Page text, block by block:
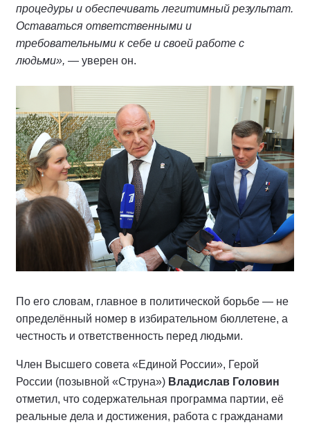
процедуры и обеспечивать легитимный результат.
Оставаться ответственными и
требовательными к себе и своей работе с
людьми», — уверен он.
По его словам, главное в политической борьбе — не
определённый номер в избирательном бюллетене, а
честность и ответственность перед людьми.
Член Высшего совета «Единой России», Герой
России (позывной «Струна») Владислав Головин
отметил, что содержательная программа партии, её
реальные дела и достижения, работа с гражданами